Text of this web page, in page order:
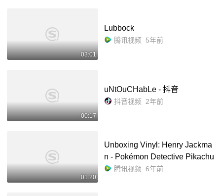
03:01
Lubbock
腾讯视频 5年前
00:17
uNtOuCHabLe - 抖音
抖音视频 2年前
01:20
Unboxing Vinyl: Henry Jackma
n - Pokémon Detective Pikachu
腾讯视频 6年前